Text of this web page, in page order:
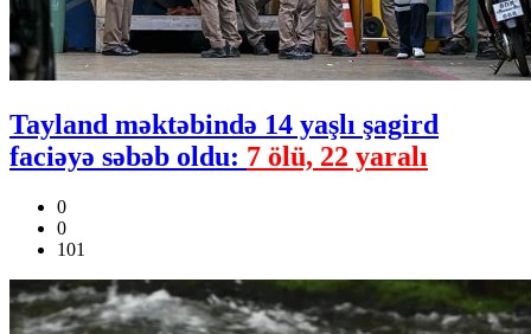
Tayland məktəbində 14 yaşlı şagird
faciəyə səbəb oldu: 7 ölü, 22 yaralı
0
0
101